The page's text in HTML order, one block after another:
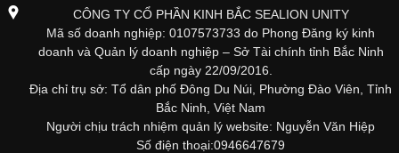
CÔNG TY CỔ PHẦN KINH BẮC SEALION UNITY
Mã số doanh nghiệp: 0107573733 do Phong Đăng ký kinh
doanh và Quản lý doanh nghiệp – Sở Tài chính tỉnh Bắc Ninh
cấp ngày 22/09/2016.
Địa chỉ trụ sở: Tổ dân phố Đông Du Núi, Phường Đào Viên, Tỉnh
Bắc Ninh, Việt Nam
Người chịu trách nhiệm quản lý website: Nguyễn Văn Hiệp
Số điện thoại:0946647679